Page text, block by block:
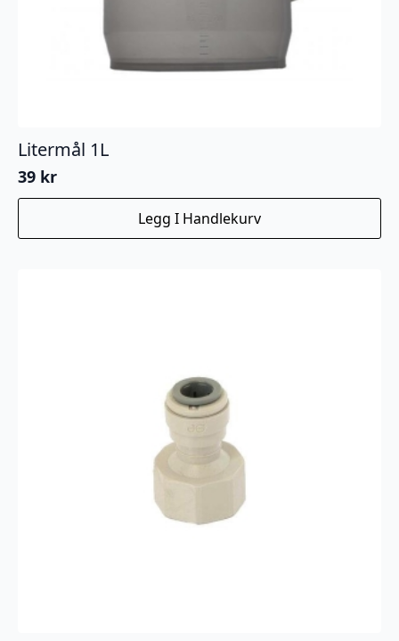
Litermål 1L
39 kr
Legg I Handlekurv